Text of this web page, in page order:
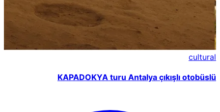
cultural
KAPADOKYA turu Antalya çıkışlı otobüslü